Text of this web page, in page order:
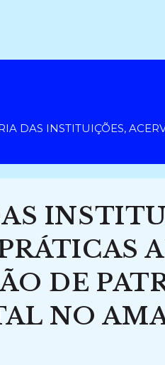
DAS INSTITUIÇÕES,
DE
NO